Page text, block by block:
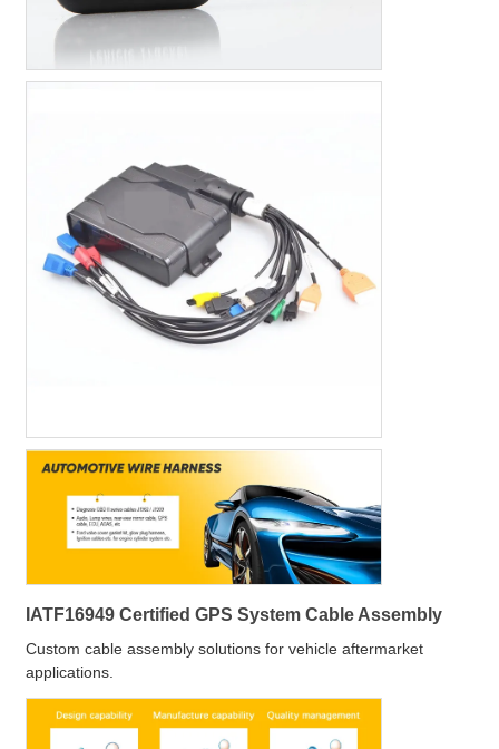
IATF16949 Certified GPS System Cable Assembly
Custom cable assembly solutions for vehicle aftermarket
applications.